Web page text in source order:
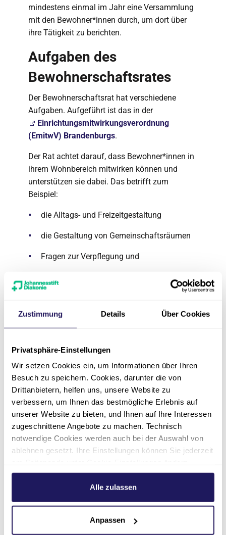
Zustimmung Details Über Cookies
Privatsphäre-Einstellungen
Wir setzen Cookies ein, um Informationen über Ihren
Besuch zu speichern. Cookies, darunter die von
Drittanbietern, helfen uns, unsere Website zu
verbessern, um Ihnen das bestmögliche Erlebnis auf
unserer Website zu bieten, und Ihnen auf Ihre Interessen
zugeschnittene Angebote zu machen. Technisch
notwendige Cookies werden auch bei der Auswahl von
ablehnen gesetzt. Ihre Einstellungen können Sie jederzeit
Weitere Informationen hierzu finden Sie in unserer
.Alle zulassen
Anpassen
mindestens einmal im Jahr eine Versammlung
mit den Bewohner*innen durch, um dort über
ihre Tätigkeit zu berichten.
Aufgaben des
Bewohnerschaftsrates
Der Bewohnerschaftsrat hat verschiedene
Aufgaben. Aufgeführt ist das in der
Einrichtungsmitwirkungsverordnung
(EmitwV) Brandenburgs.
Der Rat achtet darauf, dass Bewohner*innen in
ihrem Wohnbereich mitwirken können und
unterstützen sie dabei. Das betrifft zum
Beispiel:
die Alltags- und Freizeitgestaltung
die Gestaltung von Gemeinschaftsräumen
Fragen zur Verpflegung und
die Regeln zu gemeinschaftlich genutzten
Wohn- und Aufenthaltsräumen
Auch wirkt der Bewohnerschaftsrat in diesen
Angelegenheiten direkt bei Entscheidungen und
gemeinschaftliche Leben in der gesamten
Einrichtung betreffen. Das betrifft zum Beispiel:
das Aufstellen oder Ändern der
Musterverträge für Bewohner*innen
die Hausordnung
Änderungen der Entgelte – soweit diese
nicht ausschließlich durch Anpassung der
Sozialgesetzbuch oder Zwölften Buch
Maßnahmen zur Sicherung einer
angemessenen hauswirtschaftlichen